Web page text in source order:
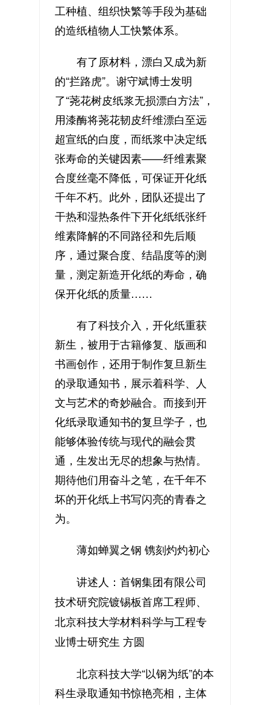
工种植、组织快繁等手段为基础
的造纸植物人工快繁体系。
有了原材料，漂白又成为新
的“拦路虎”。谢守斌博士发明
了“荛花树皮纸浆无损漂白方法”，
用漆酶将荛花韧皮纤维漂白至远
超宣纸的白度，而纸浆中决定纸
张寿命的关键因素——纤维素聚
合度丝毫不降低，可保证开化纸
千年不朽。此外，团队还提出了
干热和湿热条件下开化纸纸张纤
维素降解的不同路径和先后顺
序，通过聚合度、结晶度等的测
量，测定新造开化纸的寿命，确
保开化纸的质量……
有了科技介入，开化纸重获
新生，被用于古籍修复、版画和
书画创作，还用于制作复旦新生
的录取通知书，展示着科学、人
文与艺术的奇妙融合。而接到开
化纸录取通知书的复旦学子，也
能够体验传统与现代的融会贯
通，生发出无尽的想象与热情。
期待他们用奋斗之笔，在千年不
坏的开化纸上书写闪亮的青春之
为。
薄如蝉翼之钢 镌刻灼灼初心
讲述人：首钢集团有限公司
技术研究院镀锡板首席工程师、
北京科技大学材料科学与工程专
业博士研究生 方圆
北京科技大学“以钢为纸”的本
科生录取通知书惊艳亮相，主体